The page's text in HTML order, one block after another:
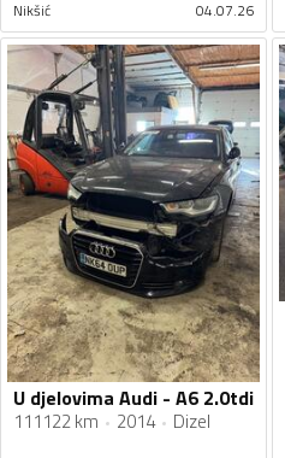
Nikšić 04.07.26
U djelovima Audi - A6 2.0tdi
111122 km 2014 Dizel